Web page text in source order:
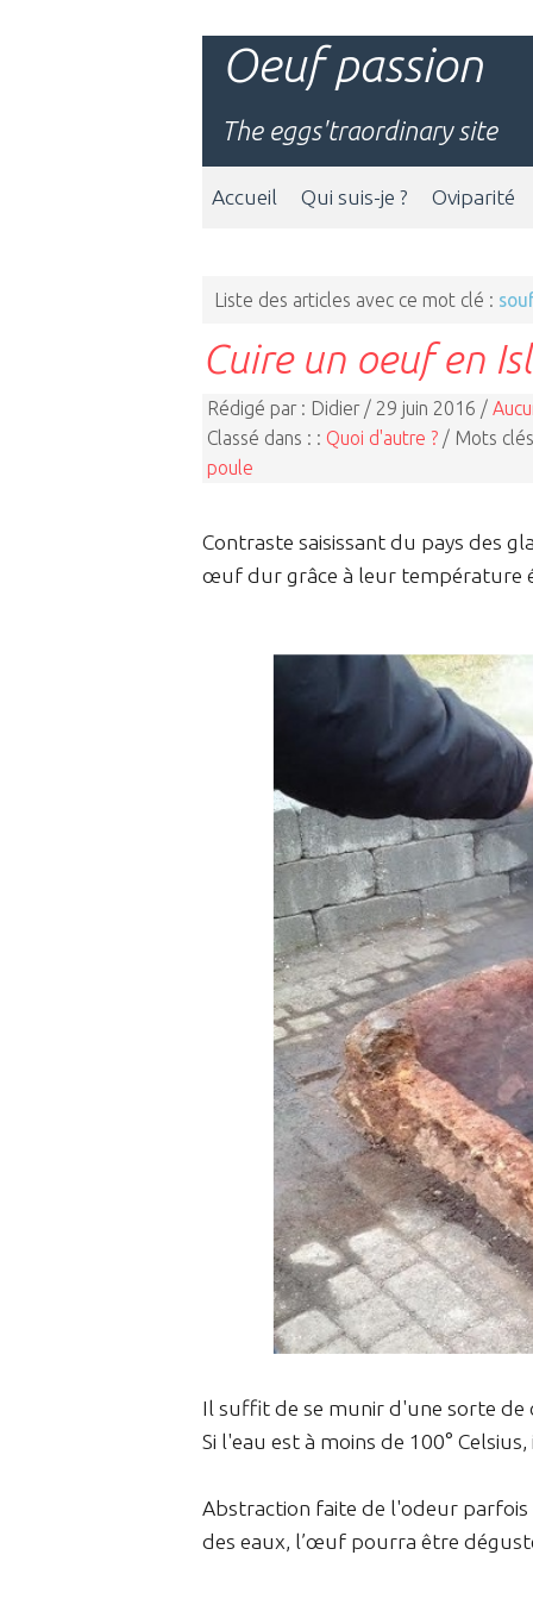
Oeuf passion
The eggs'traordinary site
Accueil Qui suis-je ? Oviparité
Liste des articles avec ce mot clé :
Cuire un oeuf en
Rédigé par : Didier / 29 juin 2016 /
Classé dans : : Quoi d'autre ? / Mots
poule
Contraste saisissant du pays des
œuf dur grâce à leur température
Il suffit de se munir d'une sorte
Si l'eau est à moins de 100°
Abstraction faite de l'odeur
des eaux, l’œuf pourra être